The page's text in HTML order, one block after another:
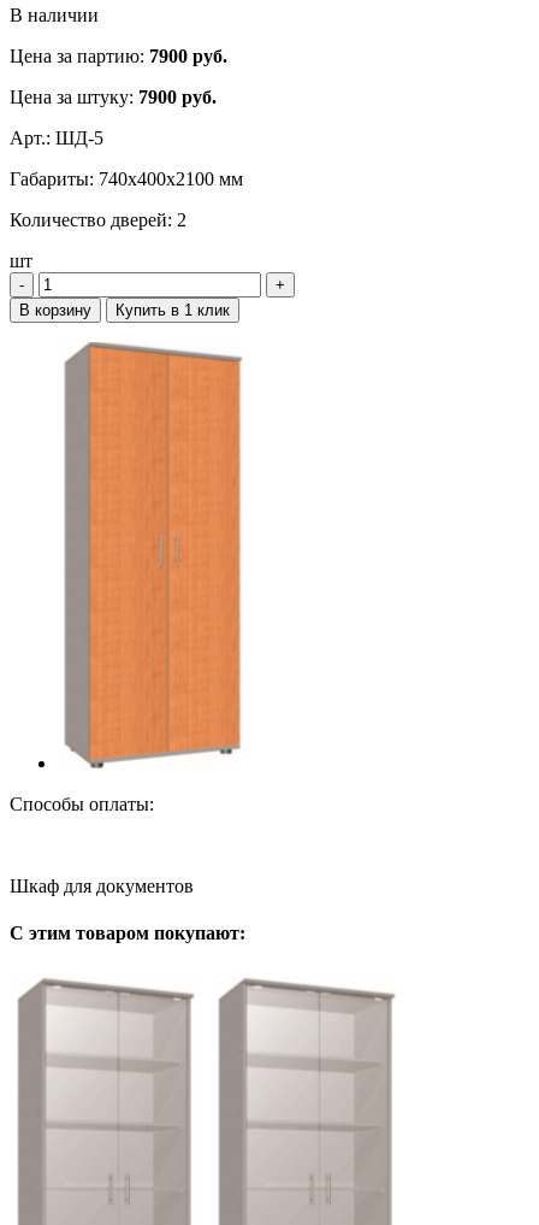
В наличии
Цена за партию: 7900 руб.
Цена за штуку: 7900 руб.
Арт.: ШД-5
Габариты: 740х400х2100 мм
Количество дверей: 2
шт
‐
+
В корзину
Купить в 1 клик
Способы оплаты:
Шкаф для документов
С этим товаром покупают: